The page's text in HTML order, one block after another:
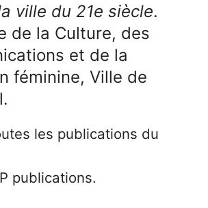
ville du 21e siècle.
de la Culture, des
et de la
féminine, Ville de
les publications du
publications.